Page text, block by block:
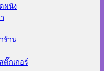
ผนัง
ร้าน
ติ๊กเกอร์